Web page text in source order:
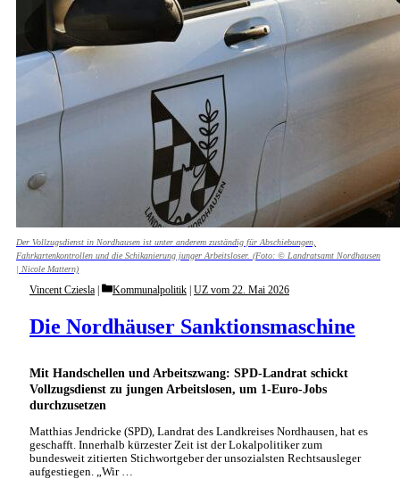
Der Vollzugsdienst in Nordhausen ist unter anderem zuständig für Abschiebungen,
Fahrkartenkontrollen und die Schikanierung junger Arbeitsloser. (Foto: © Landratsamt Nordhausen
| Nicole Mattern)
Mit Handschellen und Arbeitszwang: SPD-Landrat schickt
Vollzugsdienst zu jungen Arbeitslosen, um 1-Euro-Jobs
durchzusetzen
Die Nordhäuser Sanktionsmaschine
Vincent Cziesla Categories
Kommunalpolitik UZ vom 22. Mai 2026
Matthias Jendricke (SPD), Landrat des Landkreises Nordhausen, hat es
geschafft. Innerhalb kürzester Zeit ist der Lokalpolitiker zum
bundesweit zitierten Stichwortgeber der unsozialsten Rechtsausleger
aufgestiegen. „Wir …